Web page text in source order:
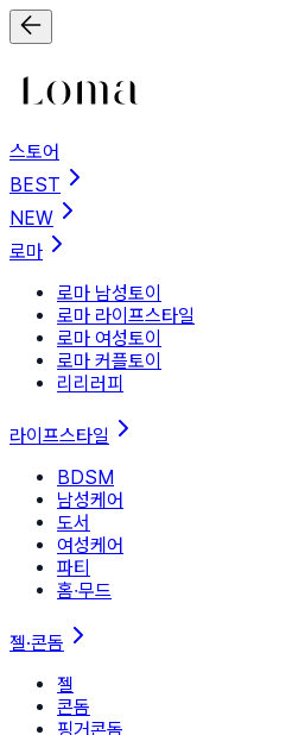
스토어
BEST
NEW
로마
로마 남성토이
로마 라이프스타일
로마 여성토이
로마 커플토이
리리러피
라이프스타일
BDSM
남성케어
도서
여성케어
파티
홈∙무드
젤·콘돔
젤
콘돔
핑거콘돔